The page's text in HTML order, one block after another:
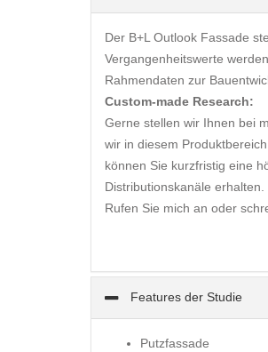
Der B+L Outlook Fassade
Vergangenheitswerte
Rahmendaten zur
Custom-made Research:
Gerne stellen wir Ihnen bei
wir in diesem
können Sie kurzfristig eine
Distributionskanäle erhalten.
Rufen Sie mich an oder
Features der Studie
Putzfassade